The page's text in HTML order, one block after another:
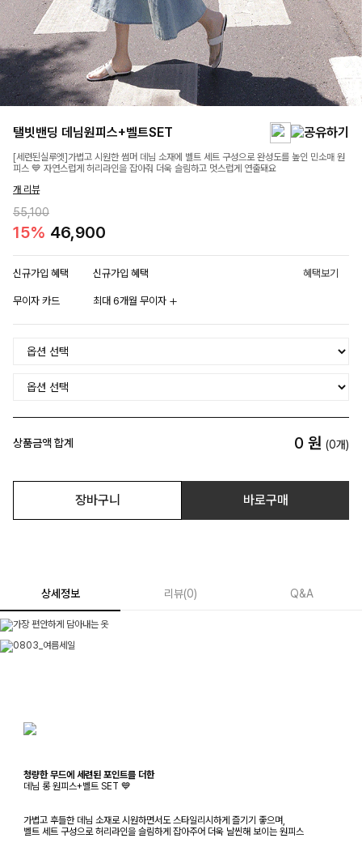
탤빗밴딩 데님원피스+벨트SET
[세련된실루엣]가볍고 시원한 썸머 데님 소재에 벨트 세트 구성으로 완성도를 높인 민소매 원
피스 💙 자연스럽게 허리라인을 잡아줘 더욱 슬림하고 멋스럽게 연출돼요
개 리뷰
55,100
15% 46,900
신규가입 혜택 신규가입 혜택 혜택보기
무이자 카드 최대 6개월 무이자
상품금액 합계 0 원 (0개)
장바구니 바로구매
상세정보 리뷰(0) Q&A
청량한 무드에 세련된 포인트를 더한
데님 롱 원피스+벨트 SET 💙
가볍고 후들한 데님 소재로 시원하면서도 스타일리시하게 즐기기 좋으며,
벨트 세트 구성으로 허리라인을 슬림하게 잡아주어 더욱 날씬해 보이는 원피스